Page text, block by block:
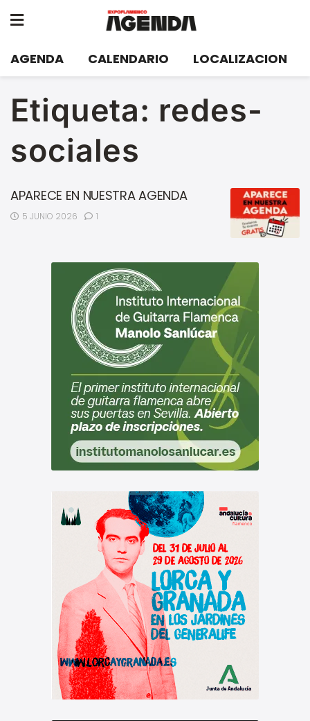
AGENDA CALENDARIO LOCALIZACION
Etiqueta: redes-
sociales
APARECE EN NUESTRA AGENDA
5 JUNIO 2026 1